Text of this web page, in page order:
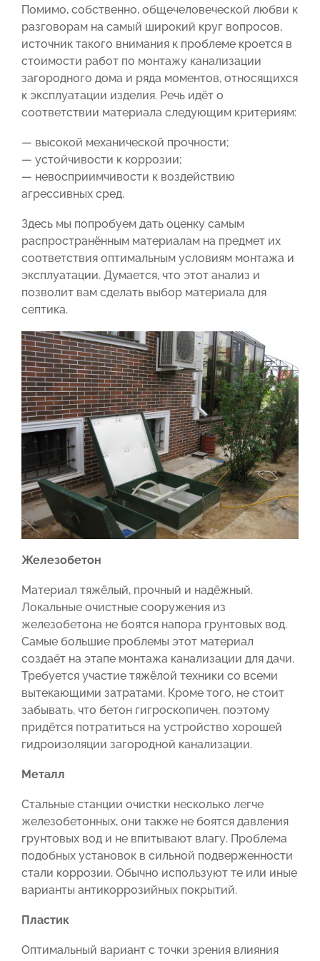
Помимо, собственно, общечеловеческой любви к
разговорам на самый широкий круг вопросов,
источник такого внимания к проблеме кроется в
стоимости работ по монтажу канализации
загородного дома и ряда моментов, относящихся
к эксплуатации изделия. Речь идёт о
соответствии материала следующим критериям:
— высокой механической прочности;
— устойчивости к коррозии;
— невосприимчивости к воздействию
агрессивных сред.
Здесь мы попробуем дать оценку самым
распространённым материалам на предмет их
соответствия оптимальным условиям монтажа и
эксплуатации. Думается, что этот анализ и
позволит вам сделать выбор материала для
септика.
Железобетон
Материал тяжёлый, прочный и надёжный.
Локальные очистные сооружения из
железобетона не боятся напора грунтовых вод.
Самые большие проблемы этот материал
создаёт на этапе монтажа канализации для дачи.
Требуется участие тяжёлой техники со всеми
вытекающими затратами. Кроме того, не стоит
забывать, что бетон гигроскопичен, поэтому
придётся потратиться на устройство хорошей
гидроизоляции загородной канализации.
Металл
Стальные станции очистки несколько легче
железобетонных, они также не боятся давления
грунтовых вод и не впитывают влагу. Проблема
подобных установок в сильной подверженности
стали коррозии. Обычно используют те или иные
варианты антикоррозийных покрытий.
Пластик
Оптимальный вариант с точки зрения влияния